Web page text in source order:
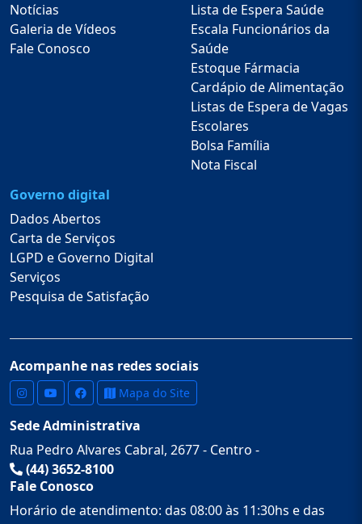
Notícias
Galeria de Vídeos
Fale Conosco
Lista de Espera Saúde
Escala Funcionários da
Saúde
Estoque Fármacia
Cardápio de Alimentação
Listas de Espera de Vagas
Escolares
Bolsa Família
Nota Fiscal
Governo digital
Dados Abertos
Carta de Serviços
LGPD e Governo Digital
Serviços
Pesquisa de Satisfação
Acompanhe nas redes sociais
Mapa do Site
Sede Administrativa
Rua Pedro Alvares Cabral, 2677 - Centro -
(44) 3652-8100
Fale Conosco
Horário de atendimento: das 08:00 às 11:30hs e das